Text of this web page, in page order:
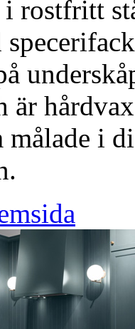
i rostfritt
är
i